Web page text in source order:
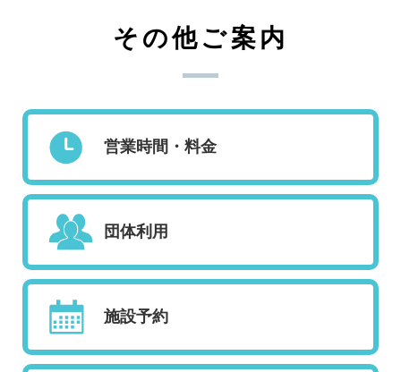
その他ご案内
営業時間・料金
団体利用
施設予約